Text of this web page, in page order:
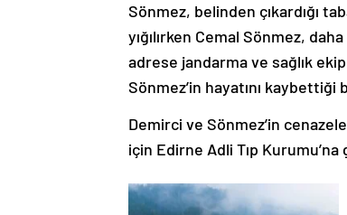
Sönmez, belinden çıkardığı
yığılırken Cemal Sönmez,
adrese jandarma ve sağlık
Sönmez’in hayatını kaybettiği
Demirci ve Sönmez’in
için Edirne Adli Tıp